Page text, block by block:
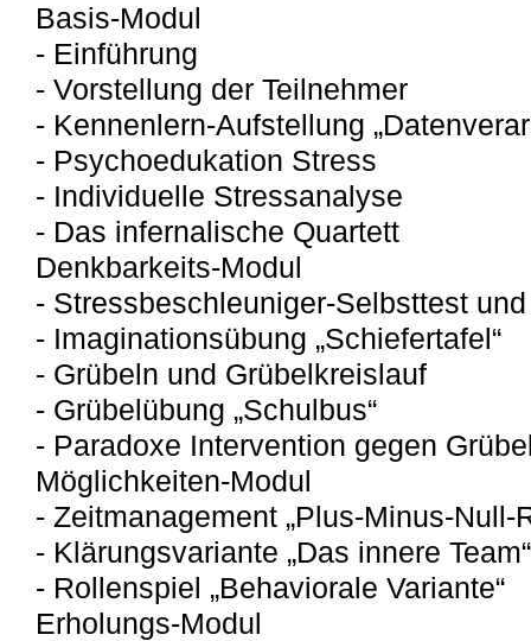
Basis-Modul
- Einführung
- Vorstellung der Teilnehmer
- Kennenlern-Aufstellung
- Psychoedukation Stress
- Individuelle Stressanalyse
- Das infernalische Quartett
Denkbarkeits-Modul
- Stressbeschleuniger-Selbsttest
- Imaginationsübung „Schiefertafel“
- Grübeln und Grübelkreislauf
- Grübelübung „Schulbus“
- Paradoxe Intervention gegen
Möglichkeiten-Modul
- Zeitmanagement „Plus-Minus-Null-
- Klärungsvariante „Das innere Team“
- Rollenspiel „Behaviorale Variante“
Erholungs-Modul